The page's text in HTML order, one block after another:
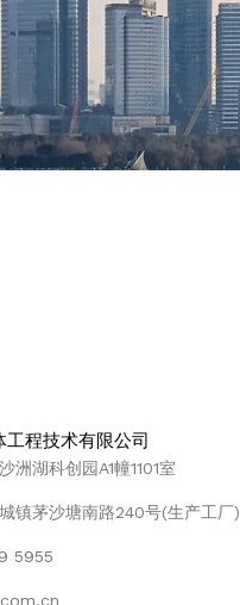
程技术有限公司
洲湖科创园A1幢1101室
镇茅沙塘南路240号(生产工厂)
5955